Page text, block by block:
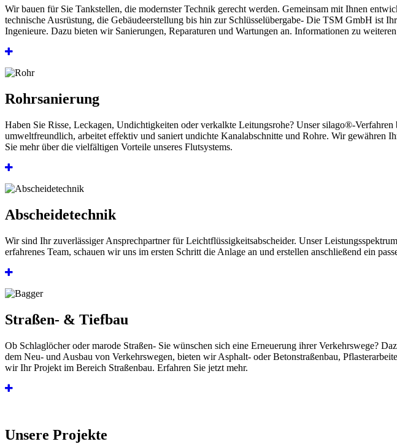
Wir bauen für Sie Tankstellen, die modernster Technik gerecht werden. Gemeinsam mit Ihnen
technische Ausrüstung, die Gebäudeerstellung bis hin zur Schlüsselübergabe- Die TSM GmbH ist
Ingenieure. Dazu bieten wir Sanierungen, Reparaturen und Wartungen an. Informationen zu
Rohrsanierung
Haben Sie Risse, Leckagen, Undichtigkeiten oder verkalkte Leitungsrohe? Unser silago®-
umweltfreundlich, arbeitet effektiv und saniert undichte Kanalabschnitte und Rohre. Wir gewähren
Sie mehr über die vielfältigen Vorteile unseres Flutsystems.
Abscheidetechnik
Wir sind Ihr zuverlässiger Ansprechpartner für Leichtflüssigkeitsabscheider. Unser
erfahrenes Team, schauen wir uns im ersten Schritt die Anlage an und erstellen anschließend ein
Straßen- & Tiefbau
Ob Schlaglöcher oder marode Straßen- Sie wünschen sich eine Erneuerung ihrer Verkehrswege?
dem Neu- und Ausbau von Verkehrswegen, bieten wir Asphalt- oder Betonstraßenbau,
wir Ihr Projekt im Bereich Straßenbau. Erfahren Sie jetzt mehr.
Unsere Projekte